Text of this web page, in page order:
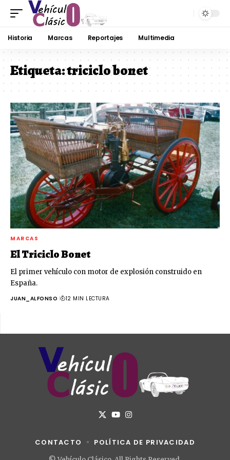
Historia Marcas Reportajes Multimedia
Etiqueta:triciclo bonet
MARCAS
El Triciclo Bonet
El primer vehículo con motor de explosión construido en
España.
JUAN_ALFONSO 12 MIN LECTURA
CONTACTO POLÍTICA DE PRIVACIDAD